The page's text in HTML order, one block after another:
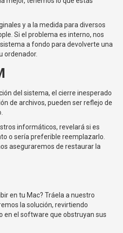
y a la medida para diversos
Si el problema es interno, nos
a fondo para devolverte una
ordenador.
del sistema, el cierre inesperado
de archivos, pueden ser reflejo de
informáticos, revelará si es
o sería preferible reemplazarlo.
aseguraremos de restaurar la
en tu Mac? Tráela a nuestro
la solución, revirtiendo
en el software que obstruyan sus